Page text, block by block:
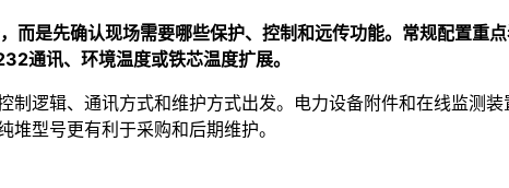
而是先确认现场需要哪些保护、控制和远传功能。常规配置重
通讯、环境温度或铁芯温度扩展。
逻辑、通讯方式和维护方式出发。电力设备附件和在线监测
型号更有利于采购和后期维护。